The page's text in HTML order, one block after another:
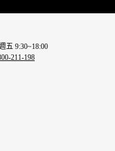
五 9:30~18:00
211-198